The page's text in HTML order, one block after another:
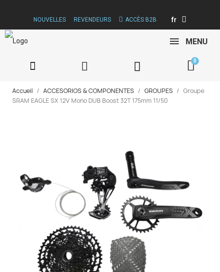
NOUVELLES REVENDEURS ACCÈS B2B fr
MENU
Accueil ACCESORIOS & COMPONENTES GROUPES
Groupe
SRAM EAGLE SX 12V Mono DUB Boost 32T 175mm 11/50